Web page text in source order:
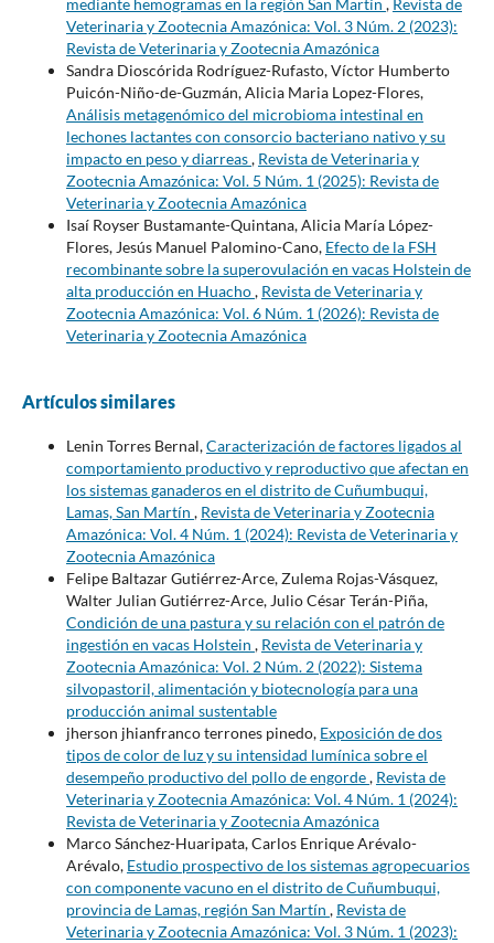
mediante hemogramas en la región San Martín , Revista de
Veterinaria y Zootecnia Amazónica: Vol. 3 Núm. 2 (2023):
Revista de Veterinaria y Zootecnia Amazónica
Sandra Dioscórida Rodríguez-Rufasto, Víctor Humberto
Puicón-Niño-de-Guzmán, Alicia Maria Lopez-Flores,
Análisis metagenómico del microbioma intestinal en
lechones lactantes con consorcio bacteriano nativo y su
impacto en peso y diarreas, Revista de Veterinaria y
Zootecnia Amazónica: Vol. 5 Núm. 1 (2025): Revista de
Veterinaria y Zootecnia Amazónica
Isaí Royser Bustamante-Quintana, Alicia María López-
Flores, Jesús Manuel Palomino-Cano, Efecto de la FSH
recombinante sobre la superovulación en vacas Holstein de
alta producción en Huacho, Revista de Veterinaria y
Zootecnia Amazónica: Vol. 6 Núm. 1 (2026): Revista de
Veterinaria y Zootecnia Amazónica
Artículos similares
Lenin Torres Bernal,Caracterización de factores ligados al
comportamiento productivo y reproductivo que afectan en
los sistemas ganaderos en el distrito de Cuñumbuqui,
Lamas, San Martín , Revista de Veterinaria y Zootecnia
Amazónica: Vol. 4 Núm. 1 (2024): Revista de Veterinaria y
Zootecnia Amazónica
Felipe Baltazar Gutiérrez-Arce, Zulema Rojas-Vásquez,
Walter Julian Gutiérrez-Arce, Julio César Terán-Piña,
Condición de una pastura y su relación con el patrón de
ingestión en vacas Holstein , Revista de Veterinaria y
Zootecnia Amazónica: Vol. 2 Núm. 2 (2022): Sistema
silvopastoril, alimentación y biotecnología para una
producción animal sustentable
jherson jhianfranco terrones pinedo, Exposición de dos
tipos de color de luz y su intensidad lumínica sobre el
desempeño productivo del pollo de engorde, Revista de
Veterinaria y Zootecnia Amazónica: Vol. 4 Núm. 1 (2024):
Revista de Veterinaria y Zootecnia Amazónica
Marco Sánchez-Huaripata, Carlos Enrique Arévalo-
Arévalo, Estudio prospectivo de los sistemas agropecuarios
con componente vacuno en el distrito de Cuñumbuqui,
provincia de Lamas, región San Martín , Revista de
Veterinaria y Zootecnia Amazónica: Vol. 3 Núm. 1 (2023):